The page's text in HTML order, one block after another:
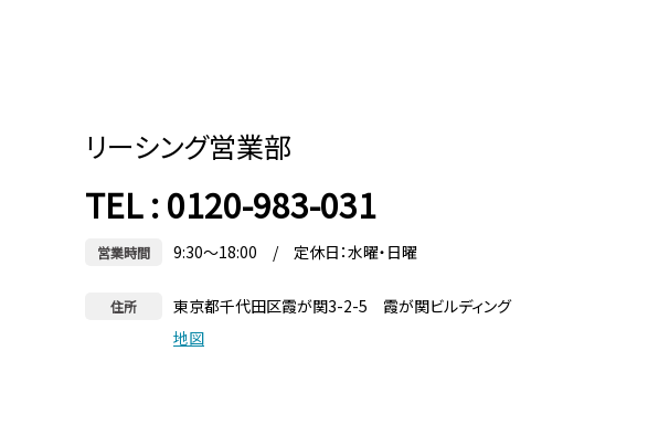
リーシング営業部
TEL : 0120-983-031
営業時間 9:30～18:00 / 定休日：水曜・日曜
住所
東京都千代田区霞が関3-2-5 霞が関ビルディング
地図